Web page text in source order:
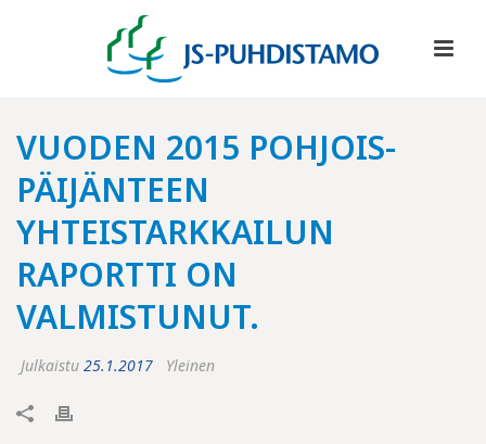
VUODEN 2015 POHJOIS-
PÄIJÄNTEEN
YHTEISTARKKAILUN
RAPORTTI ON
VALMISTUNUT.
Julkaistu 25.1.2017 Yleinen